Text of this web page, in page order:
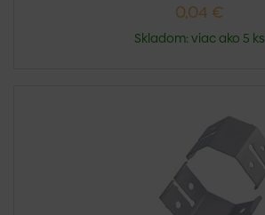
0,04 €
Skladom: viac ako 5 ks